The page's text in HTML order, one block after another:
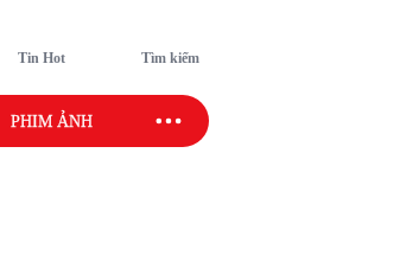
Tin Hot Tìm kiếm
PHIM ẢNH SAO SPORT